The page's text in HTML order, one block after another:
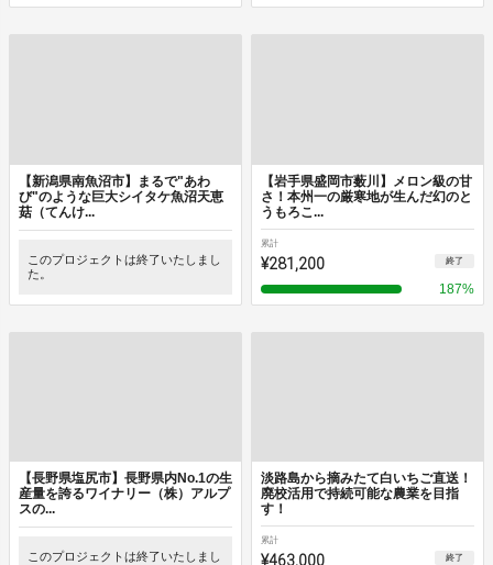
【新潟県南魚沼市】まるで"あわ
び"のような巨大シイタケ魚沼天恵
菇（てんけ...
このプロジェクトは終了いたしまし
た。
【岩手県盛岡市薮川】メロン級の甘
さ！本州一の厳寒地が生んだ幻のと
うもろこ...
累計
¥281,200 終了
187%
【長野県塩尻市】長野県内No.1の生
産量を誇るワイナリー（株）アルプ
スの...
このプロジェクトは終了いたしまし
淡路島から摘みたて白いちご直送！
廃校活用で持続可能な農業を目指
す！
累計
¥463,000 終了